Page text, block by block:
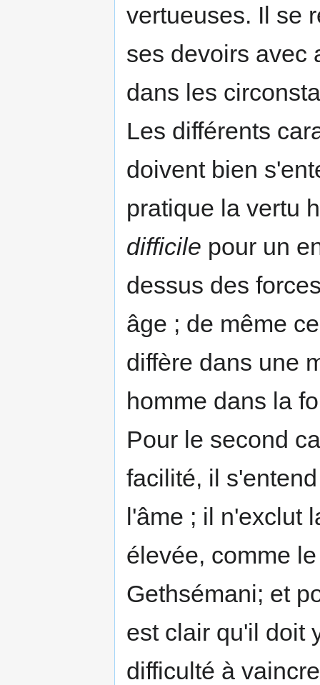
vertueuses. Il se
ses devoirs avec
dans les
Les différents
doi­vent bien
pratique la vertu
difficile pour un
dessus des
âge ; de même
diffère dans une
homme dans la
Pour le second
facilité, il
l'âme ; il n'exclut
élevée, comme
Gethsémani; et
est clair qu'il doit
difficulté à